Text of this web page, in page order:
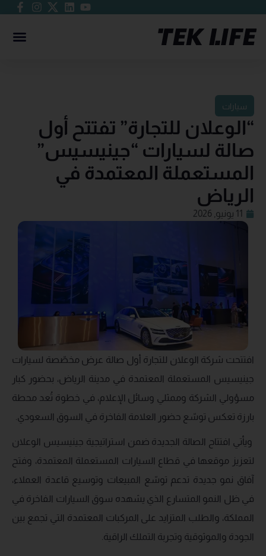
سيارات
“الوعلان للتجارة” تفتتح أول
صالة لسيارات “جينيسيس”
المستعملة المعتمدة في
الرياض
11 يونيو, 2026
افتتحت شركة الوعلان للتجارة أول صالة عرض مخصّصة لسيارات
جينيسيس المستعملة المعتمدة في مدينة الرياض، بحضور كبار
مسؤولي الشركة وممثلي وسائل الإعلام، في خطوة تُعد محطة
بارزة تعكس توسّع حضور العلامة الفاخرة في السوق السعودي.
ويأتي افتتاح الصالة الجديدة ضمن استراتيجية جينيسيس الوعلان
لتعزيز موقعها في قطاع السيارات المستعملة المعتمدة، وفتح
آفاق نمو جديدة تدعم توسّع المبيعات وتوسيع قاعدة العملاء،
في ظل النمو المتسارع الذي يشهده سوق السيارات الفاخرة في
المملكة، والطلب المتزايد على المركبات المعتمدة التي تجمع بين
الجودة والموثوقية وتجربة التملك الراقية.